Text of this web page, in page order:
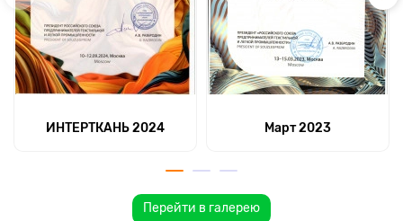
ИНТЕРТКАНЬ 2024 Март 2023
Перейти в галерею